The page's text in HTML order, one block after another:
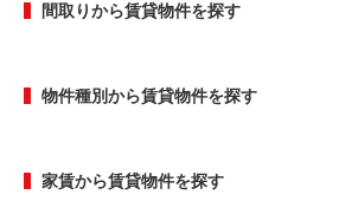
間取りから賃貸物件を探す
物件種別から賃貸物件を探す
家賃から賃貸物件を探す